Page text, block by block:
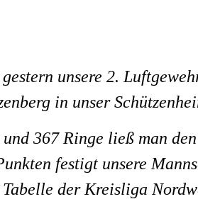
unsere 2.
in unser
367 Ringe ließ man
festigt unsere
der Kreisliga